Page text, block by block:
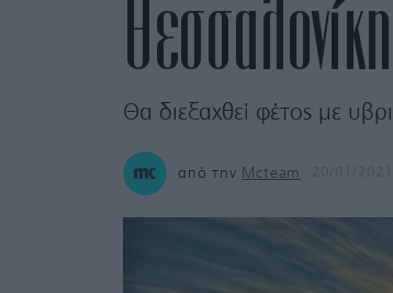
Θα διεξαχθεί φέτος με
από την Mcteam